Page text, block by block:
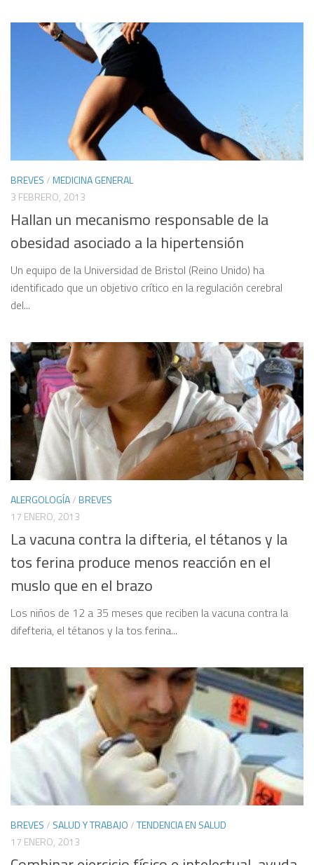
BREVES/MEDICINA GENERAL
3 FEBRERO, 2013
Hallan un mecanismo responsable de la
obesidad asociado a la hipertensión
Un equipo de la Universidad de Bristol (Reino Unido) ha
identificado que un objetivo crítico en la regulación cerebral
del...
ALERGOLOGÍA/BREVES
17 ENERO, 2013
La vacuna contra la difteria, el tétanos y la
tos ferina produce menos reacción en el
muslo que en el brazo
Los niños de 12 a 35 meses que reciben la vacuna contra la
difefteria, el tétanos y la tos ferina...
BREVES/ SALUD Y TRABAJO/TENDENCIA EN SALUD
17 ENERO, 2013